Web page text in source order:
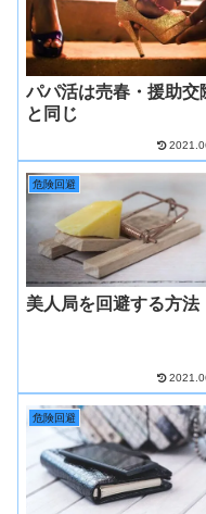
パパ活は売春・援助交
と同じ
危険回避
美人局を回避する方法
危険回避